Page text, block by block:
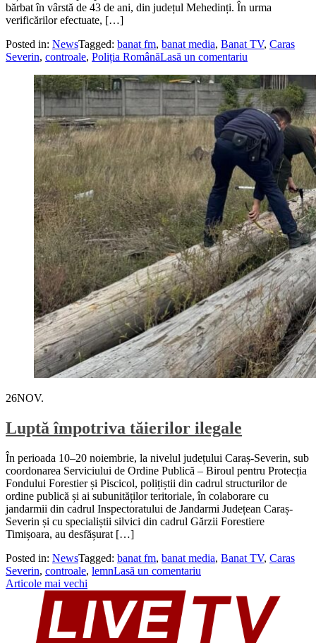
bărbat în vârstă de 43 de ani, din județul Mehedinți. În urma
verificărilor efectuate, […]
Posted in: NewsTagged: banat fm, banat media, Banat TV, Caras
Severin, controale, Poliția RomânăLasă un comentariu
26NOV.
Luptă împotriva tăierilor ilegale
În perioada 10–20 noiembrie, la nivelul județului Caraș-Severin, sub
coordonarea Serviciului de Ordine Publică – Biroul pentru Protecția
Fondului Forestier și Piscicol, polițiștii din cadrul structurilor de
ordine publică și ai subunităților teritoriale, în colaborare cu
jandarmii din cadrul Inspectoratului de Jandarmi Județean Caraș-
Severin și cu specialiștii silvici din cadrul Gărzii Forestiere
Timișoara, au desfășurat […]
Posted in: NewsTagged: banat fm, banat media, Banat TV, Caras
Severin, controale, lemnLasă un comentariu
Navigare
articole
Articole mai vechi